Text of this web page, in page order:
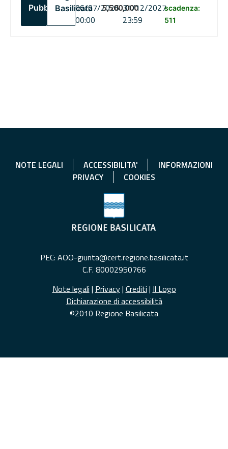
PubblicoBasilicata06/07/2026
00:00
5,500,00031/12/2027
23:59
scadenza:
511
NOTE LEGALI ACCESSIBILITA'
INFORMAZIONI
PRIVACY
COOKIES
PEC: AOO-giunta@cert.regione.basilicata.it
C.F. 80002950766
Note legali | Privacy| Crediti | Il Logo
Dichiarazione di accessibilità
©2010 Regione Basilicata